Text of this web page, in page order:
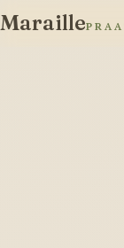
Maraille